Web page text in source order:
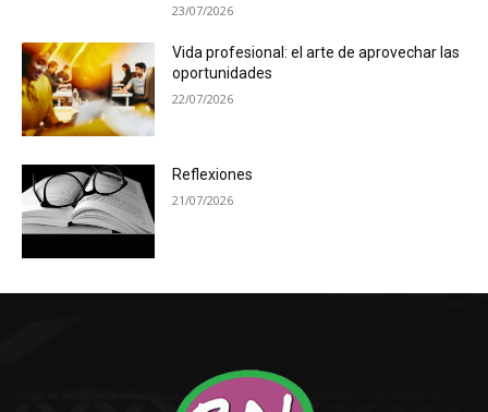
23/07/2026
Vida profesional: el arte de aprovechar las
oportunidades
22/07/2026
Reflexiones
21/07/2026